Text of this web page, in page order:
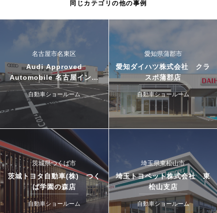
同じカテゴリの他の事例
名古屋市名東区
Audi Approved
Automobile 名古屋インタ
ー・ドゥカティ名古屋イース
ト
自動車ショールーム
愛知県蒲郡市
愛知ダイハツ株式会社 クラ
スポ蒲郡店
自動車ショールーム
茨城県つくば市
茨城トヨタ自動車(株) つく
ば学園の森店
自動車ショールーム
埼玉県東松山市
埼玉トヨペット株式会社 東
松山支店
自動車ショールーム